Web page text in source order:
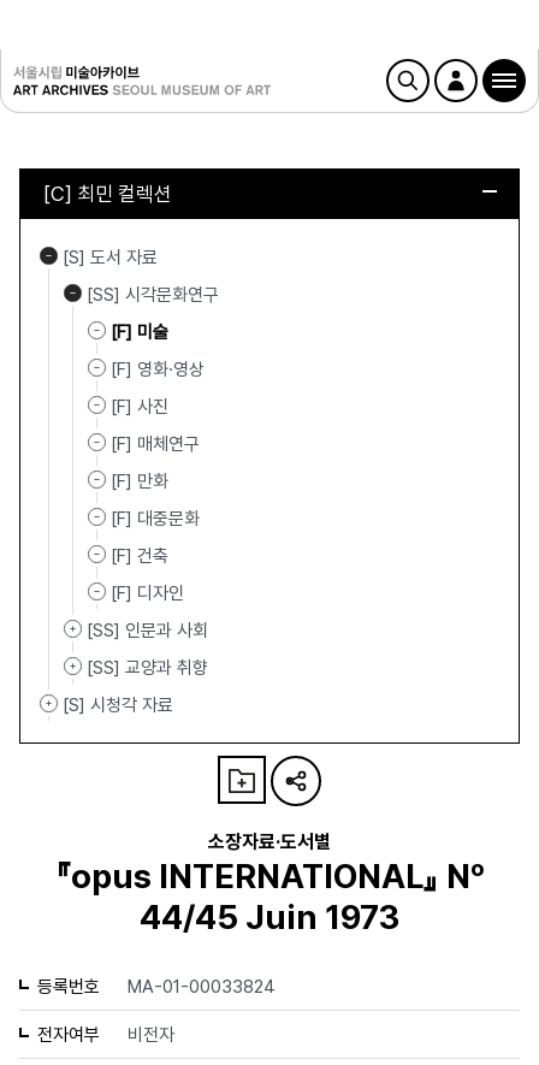
[C] 최민 컬렉션
[S] 도서 자료
[SS] 시각문화연구
[F] 미술
[F] 영화·영상
[F] 사진
[F] 매체연구
[F] 만화
[F] 대중문화
[F] 건축
[F] 디자인
[SS] 인문과 사회
[SS] 교양과 취향
[S] 시청각 자료
소장자료·도서별
『opus INTERNATIONAL』 Nº
44/45 Juin 1973
등록번호 MA-01-00033824
전자여부 비전자